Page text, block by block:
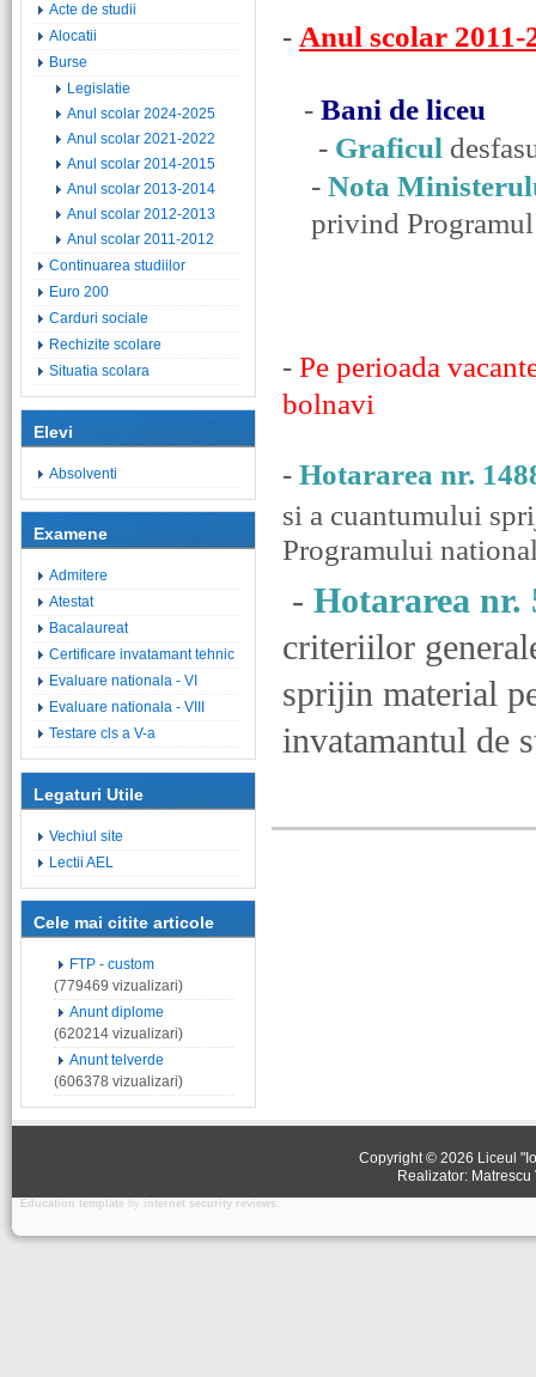
Acte de studii
Alocatii
Burse
Legislatie
Anul scolar 2024-2025
Anul scolar 2021-2022
Anul scolar 2014-2015
Anul scolar 2013-2014
Anul scolar 2012-2013
Anul scolar 2011-2012
Continuarea studiilor
Euro 200
Carduri sociale
Rechizite scolare
Situatia scolara
Elevi
Absolventi
Examene
Admitere
Atestat
Bacalaureat
Certificare invatamant tehnic
Evaluare nationala - VI
Evaluare nationala - VIII
Testare cls a V-a
Legaturi Utile
Vechiul site
Lectii AEL
Cele mai citite articole
FTP - custom
(779469 vizualizari)
Anunt diplome
(620214 vizualizari)
Anunt telverde
(606378 vizualizari)
- Anul scolar 2011-
- Bani de liceu
- Graficul
- Nota
privind
- Pe perioada
bolnavi
- Hotararea nr.
si a cuantumului
Programului
- Hotararea nr.
criteriilor
sprijin material
invatamantul de
Copyright © 2026 Liceul
Realizator:
Education template by internet security reviews .